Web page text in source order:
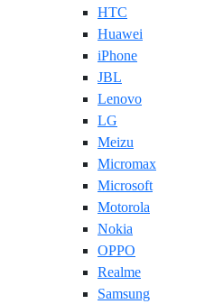
HTC
Huawei
iPhone
JBL
Lenovo
LG
Meizu
Micromax
Microsoft
Motorola
Nokia
OPPO
Realme
Samsung